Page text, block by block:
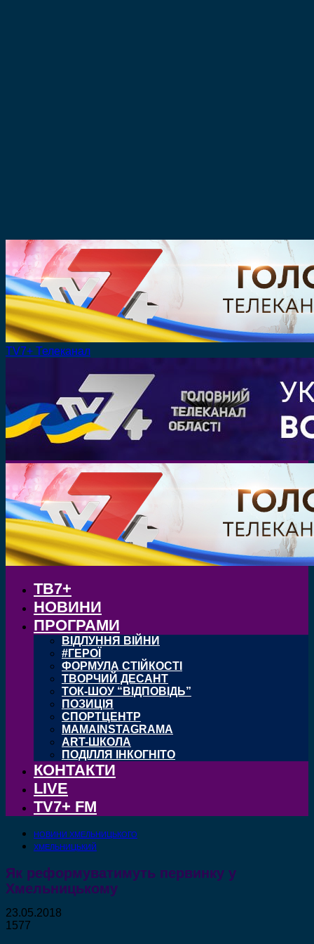
TV7+ Телеканал
ТВ7+
НОВИНИ
ПРОГРАМИ
ВІДЛУННЯ ВІЙНИ
#ГЕРОЇ
ФОРМУЛА СТІЙКОСТІ
ТВОРЧИЙ ДЕСАНТ
ТОК-ШОУ “ВІДПОВІДЬ”
ПОЗИЦІЯ
СПОРТЦЕНТР
MAMAINSTAGRAMA
ART-ШКОЛА
ПОДІЛЛЯ ІНКОГНІТО
КОНТАКТИ
LIVE
TV7+ FM
НОВИНИ ХМЕЛЬНИЦЬКОГО
ХМЕЛЬНИЦЬКИЙ
Як реформуватимуть первинку у
Хмельницькому
23.05.2018
1577